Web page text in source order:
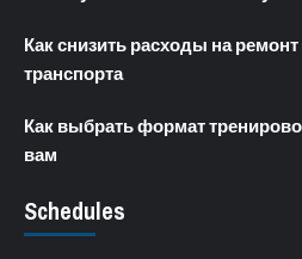
Как снизить расходы на
транспорта
Как выбрать формат
вам
Schedules